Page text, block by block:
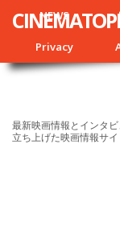
NEWS
Privacy
最新映画情報とインタ
立ち上げた映画情報サ